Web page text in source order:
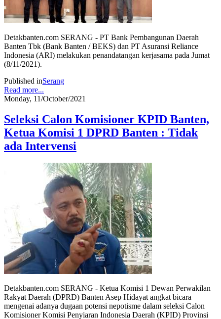
Detakbanten.com SERANG - PT Bank Pembangunan Daerah
Banten Tbk (Bank Banten / BEKS) dan PT Asuransi Reliance
Indonesia (ARI) melakukan penandatangan kerjasama pada Jumat
(8/11/2021).
Published inSerang
Read more...
Monday, 11/October/2021
Seleksi Calon Komisioner KPID Banten,
Ketua Komisi 1 DPRD Banten : Tidak
ada Intervensi
Detakbanten.com SERANG - Ketua Komisi 1 Dewan Perwakilan
Rakyat Daerah (DPRD) Banten Asep Hidayat angkat bicara
mengenai adanya dugaan potensi nepotisme dalam seleksi Calon
Komisioner Komisi Penyiaran Indonesia Daerah (KPID) Provinsi